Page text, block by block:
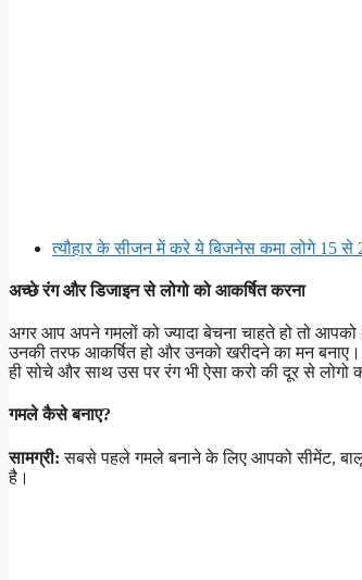
त्यौहार के सीजन में करे ये बिजनेस कमा लोगे 15 से
अच्छे रंग और डिजाइन से लोगो को आकर्षित करना
अगर आप अपने गमलों को ज्यादा बेचना चाहते हो तो
उनकी तरफ आकर्षित हो और उनको खरीदने का मन
ही सोचे और साथ उस पर रंग भी ऐसा करो की दूर से लोगो
गमले कैसे बनाए?
सामग्री:सबसे पहले गमले बनाने के लिए आपको सीमेंट,
है।